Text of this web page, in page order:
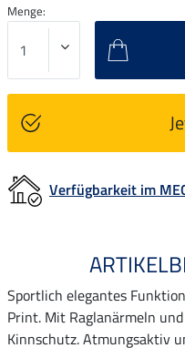
Menge:
Verfügbarkeit im
Sportlich elegantes
Print. Mit Raglanärmeln
Kinnschutz. Atmungsaktiv